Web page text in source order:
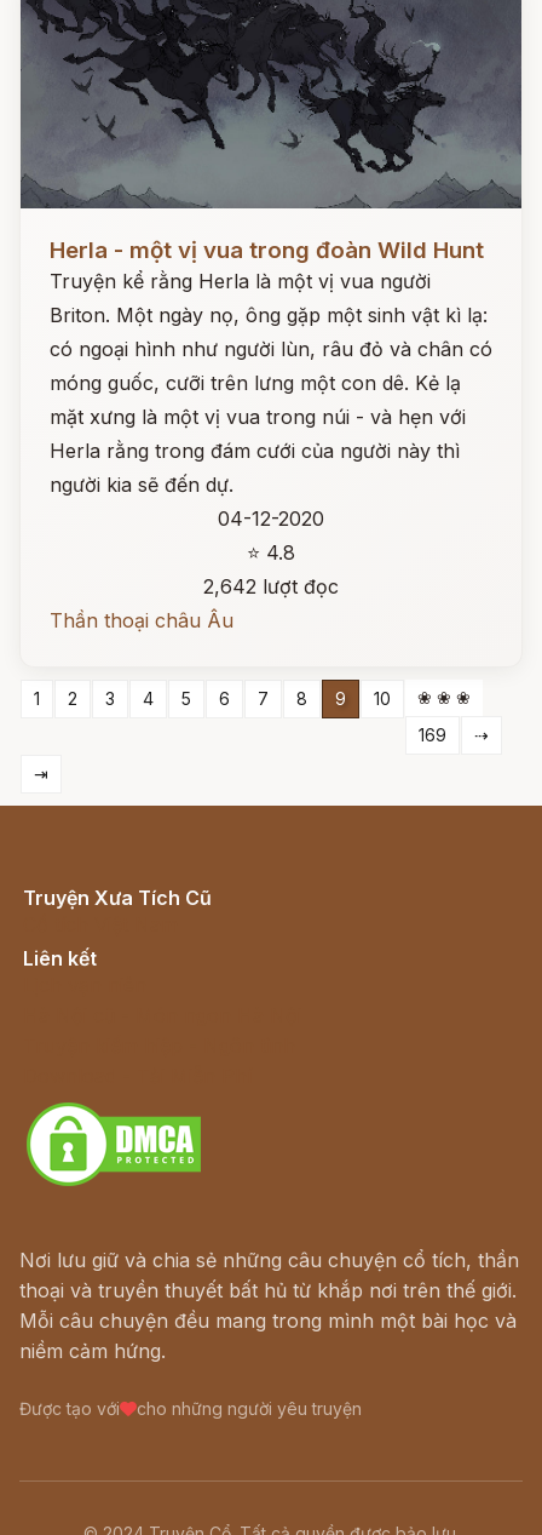
Herla - một vị vua trong đoàn Wild Hunt
Truyện kể rằng Herla là một vị vua người
Briton. Một ngày nọ, ông gặp một sinh vật kì lạ:
có ngoại hình như người lùn, râu đỏ và chân có
móng guốc, cưỡi trên lưng một con dê. Kẻ lạ
mặt xưng là một vị vua trong núi - và hẹn với
Herla rằng trong đám cưới của người này thì
người kia sẽ đến dự.
04-12-2020
⭐ 4.8
2,642 lượt đọc
Thần thoại châu Âu
1 2 3 4 5 6 7 8 9 10
❀ ❀ ❀
169
⇢
⇥
Truyện Xưa Tích Cũ
Liên kết
Nơi lưu giữ và chia sẻ những câu chuyện cổ tích, thần
thoại và truyền thuyết bất hủ từ khắp nơi trên thế giới.
Mỗi câu chuyện đều mang trong mình một bài học và
niềm cảm hứng.
Được tạo với cho những người yêu truyện